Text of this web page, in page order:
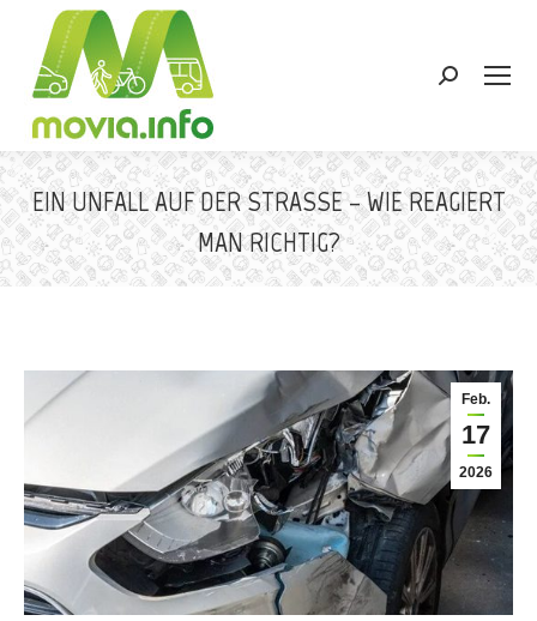
Search:
EIN UNFALL AUF DER STRASSE – WIE REAGIERT M
AN RICHTIG?
Sie befinden sich hier:
Feb.
17
2026